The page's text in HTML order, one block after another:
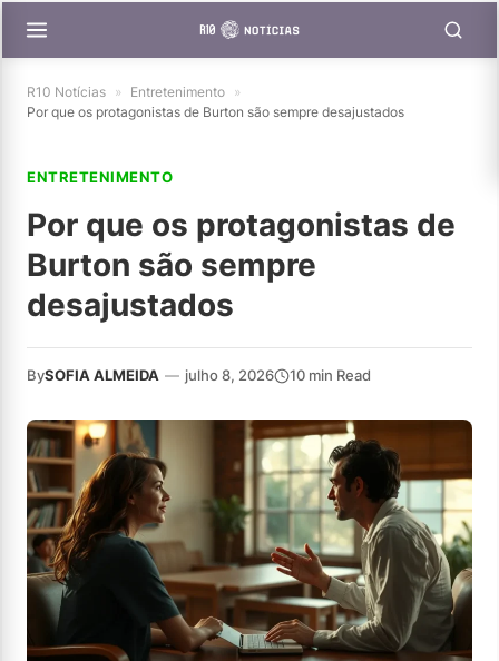
R10 Notícias » Entretenimento »
Por que os protagonistas de Burton são sempre desajustados
ENTRETENIMENTO
Por que os protagonistas de
Burton são sempre
desajustados
BySOFIA ALMEIDA — julho 8, 2026 10 min Read